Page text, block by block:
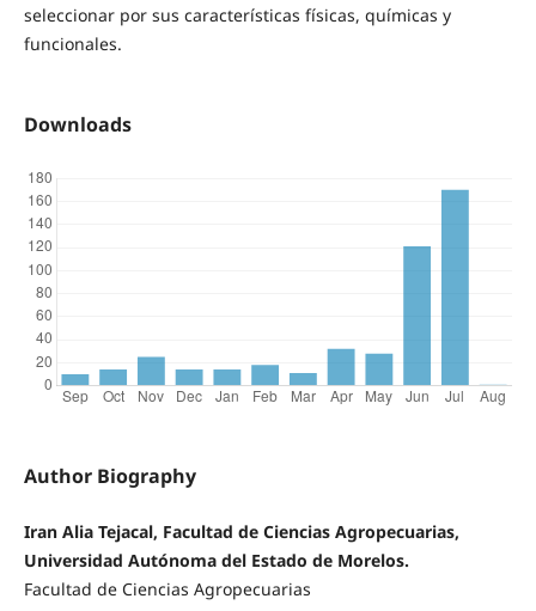
seleccionar por sus características físicas, químicas y
funcionales.
Downloads
Author Biography
Iran Alia Tejacal, Facultad de Ciencias Agropecuarias,
Universidad Autónoma del Estado de Morelos.
Facultad de Ciencias Agropecuarias